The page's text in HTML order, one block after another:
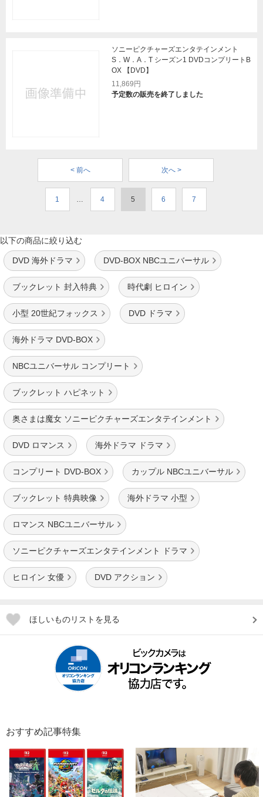
ソニーピクチャーズエンタテインメント
S．W．A．T シーズン1 DVDコンプリートB
OX 【DVD】
11,869円
予定数の販売を終了しました
< 前へ 次へ >
1 … 4 5 6 7
以下の商品に絞り込む
DVD 海外ドラマ DVD-BOX NBCユニバーサル
ブックレット 封入特典 時代劇 ヒロイン
小型 20世紀フォックス DVD ドラマ
海外ドラマ DVD-BOX
NBCユニバーサル コンプリート
ブックレット ハピネット
奥さまは魔女 ソニーピクチャーズエンタテインメント
DVD ロマンス 海外ドラマ ドラマ
コンプリート DVD-BOX カップル NBCユニバーサル
ブックレット 特典映像 海外ドラマ 小型
ロマンス NBCユニバーサル
ソニーピクチャーズエンタテインメント ドラマ
ヒロイン 女優 DVD アクション
ほしいものリストを見る
おすすめ記事特集